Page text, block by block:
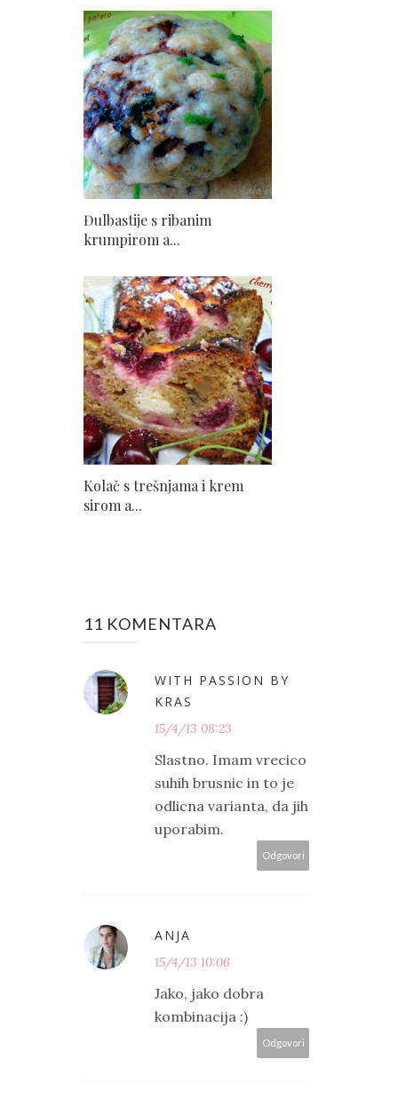
Đulbastije s ribanim
krumpirom a...
Kolač s trešnjama i krem
sirom a...
11 KOMENTARA
WITH PASSION BY
KRAS
15/4/13 08:23
Slastno. Imam vrecico
suhih brusnic in to je
odlicna varianta, da jih
uporabim.
Odgovori
ANJA
15/4/13 10:06
Jako, jako dobra
kombinacija :)
Odgovori